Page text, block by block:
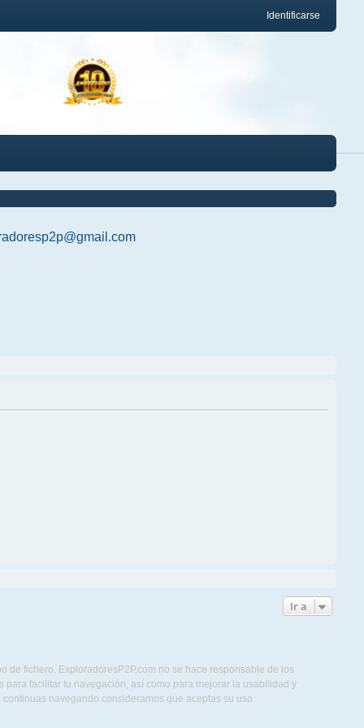
Identificarse
Ir a
de fichero. ExploradoresP2P.com no se hace responsable de los
facilitar tu navegación, así como para mejorar la usabilidad y
navegando consideramos que aceptas su uso.